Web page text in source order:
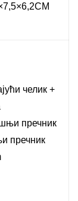
челик +
пречник
пречник